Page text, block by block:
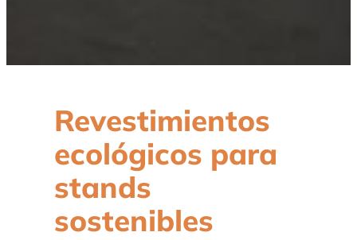
Revestimientos
ecológicos para
stands
sostenibles